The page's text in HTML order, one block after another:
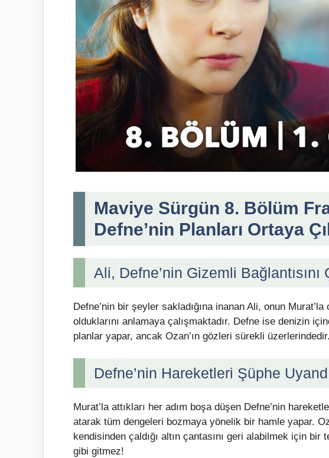
Maviye Sürgün 8. Bölüm
Defne’nin Planları Ortaya
Ali, Defne’nin Gizemli Bağlantısını
Defne’nin bir şeyler sakladığına inanan Ali, onun
olduklarını anlamaya çalışmaktadır. Defne ise denizin
planlar yapar, ancak Ozan’ın gözleri sürekli üzerlerindedir.
Defne’nin Hareketleri Şüphe
Murat’la attıkları her adım boşa düşen Defne’nin
atarak tüm dengeleri bozmaya yönelik bir hamle yapar.
kendisinden çaldığı altın çantasını geri alabilmek için
gibi gitmez!